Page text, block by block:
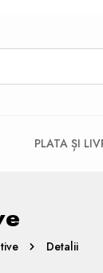
PLATA ȘI
Detalii